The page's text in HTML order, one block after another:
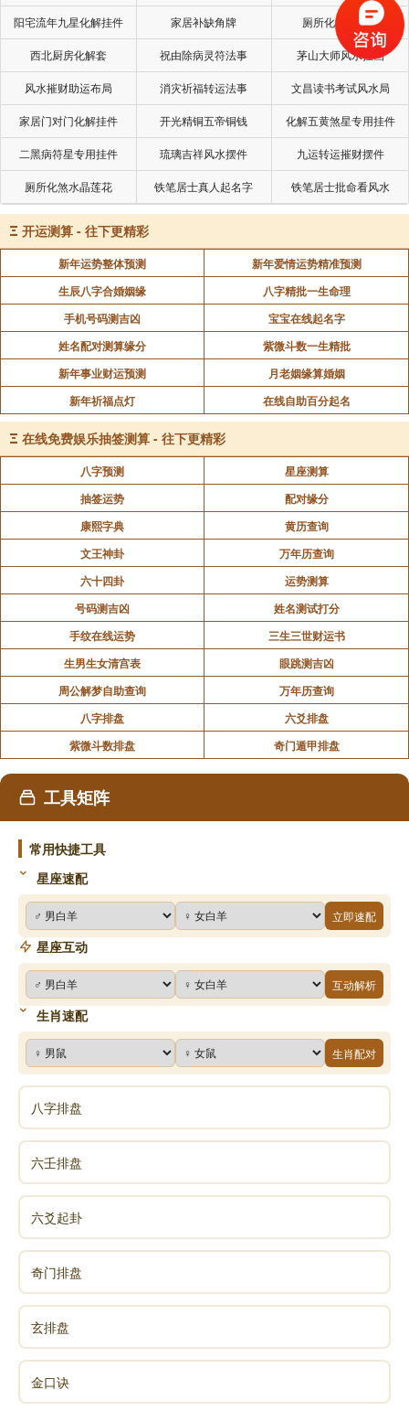
角，以金鼓随其后，驱向贼。贼谓官军至，亟断藤。比
明，木石且尽，众噪而登，遂尽破之。南安、广源诸蛮
悉下。是夏，忻城蛮谭团作乱，云讨擒之。四年春，讨
平柳、浔诸蛮。其秋，雒容蛮出掠，遣指挥王纶破之。
云上纶功，并劾其杀良民罪，帝宥纶而心重云。广西自
韩观卒后，诸蛮渐横。云以广西兵少，留贵州兵为用，
先后讨平浔、柳、平乐、桂林、宜山、思恩诸蛮。九年
又以庆远、郁林苗、瑶非大创不服，请济师。诏发广东
兵千五百人益云。云分道剿捕，擒斩甚众。复遣指挥田
真攻大藤峡贼，破之。
云在镇，先后大战十余，斩首万二千二百六十，
降贼酋三百七十，夺还男女二千五百八十，筑城堡十
三，铺舍五百，陶砖凿石，增高益厚。自是瑶、僮屏
迹，居民安堵。论功，进都督同知，玺书褒劳。
云谋勇深沉，而端洁不苟取，公赏罚，严号令，
与士卒同甘苦。临机应变，战无不捷。广西镇帅初至，
土官率馈献为故事。帅受之，即为所持。云始至，闻府
吏郑牢刚直，召问曰：“馈可受乎？”牢曰：“洁衣被体，
一污不可湔，将军新洁衣也。”云曰：“不受，彼且生
疑，奈何？”牢曰：“黩货，法当死。将军不畏天子法，
乃畏土夷乎？”云曰：“善。”尽却馈献，严驭之。由是土
官畏服，调发无敢后者。云所至，询问里老，抚善良，
察诬枉，土人皆爱之。
英宗即位，云坠马伤股。帝遣医驰视。以病请
代，优诏不许。进右都督。正统二年上言：“浔州与大藤
峡诸山相错，瑶寇出没，占耕旁近田。左右两江土官，
所属人多田少。其狼兵素勇，为贼所畏。若量拨田州土
兵于近山屯种，分界耕守，断贼出入。不过数年，贼必
坐困。”报可。嗣后东南有急，辄调用狼兵，自此始也。
明年冬，卒于镇。赠怀远伯，谥忠毅。长子俊，袭府军
前卫指挥使。广西人思云不置，立祠肖像祀焉。
初，韩观镇广西，专杀戮。庆远诸生来迓。观
曰：“此皆贼觇我也。”悉斩之。云平恕，参佐有罪，辄
上请，不妄杀人，人亦不敢犯。郑牢尝逮事观。观醉，
辄杀人。牢辄留之，醒乃以白。牢为士大夫所重，然竟
以隶终。
萧授，华容人。由千户从成祖起兵，至都指挥同
知。永乐十六年擢右军都督佥事，充总兵官，镇湖广、
贵州。
宣德元年，镇远邛水蛮银总作乱。指挥祝贵往
抚，被杀。授遣都指挥张名破斩之。贵州宣慰所辖乖
西、巴香诸峒寨，山箐深险，诸蛮错居。攻剽他部，伤
官军，发民冢。而昆阻比诸寨亦恃险不输赋。二年，授
遣都指挥苏保会宣慰宋斌攻破昆阻比寨，穷追，斩伪王
以下数百人。乖西诸蛮皆震慑归命。
水西蛮阿闭妨宜作乱，授结旁寨酋，以计诛之。
而西堡蛮阿骨等与寨底、丰宁、清平、平越、普安诸苗
复相聚为寇，四川筠连诸蛮应之。授且捕且抚。诸蛮先
后听命，承制赦之。以丰宁酋稔恶，械送京师，伏诛。
七年谕降安隆酋岑俊。已，讨辰州蛮，擒其酋八十，斩
馘无算。移兵击江华苗，讨富川山贼，先后破擒之。
先是，贵州治古、答意二长官司苗数出掠。授筑
阳宅流年九星化解挂件 家居补缺角牌 厕所化秽气煞套
西北厨房化解套 祝由除病灵符法事 茅山大师风水挂画
风水摧财助运布局 消灾祈福转运法事 文昌读书考试风水局
家居门对门化解挂件 开光精铜五帝铜钱 化解五黄煞星专用挂件
二黑病符星专用挂件 琉璃吉祥风水摆件 九运转运摧财摆件
厕所化煞水晶莲花 铁笔居士真人起名字 铁笔居士批命看风水
Ξ 开运测算 - 往下更精彩
新年运势整体预测
新年爱情运势精准预测
生辰八字合婚姻缘
八字精批一生命理
手机号码测吉凶
宝宝在线起名字
姓名配对测算缘分
紫微斗数一生精批
新年事业财运预测
月老姻缘算婚姻
新年祈福点灯
在线自助百分起名
Ξ 在线免费娱乐抽签测算 - 往下更精彩
八字预测
星座测算
抽签运势
配对缘分
康熙字典
黄历查询
文王神卦
万年历查询
六十四卦
运势测算
号码测吉凶
姓名测试打分
手纹在线运势
三生三世财运书
生男生女清宫表
眼跳测吉凶
周公解梦自助查询
万年历查询
八字排盘
六爻排盘
紫微斗数排盘
奇门遁甲排盘
工具矩阵
常用快捷工具
星座速配
立即速配
星座互动
互动解析
生肖速配
生肖配对
八字排盘
六壬排盘
六爻起卦
奇门排盘
玄排盘
金口诀